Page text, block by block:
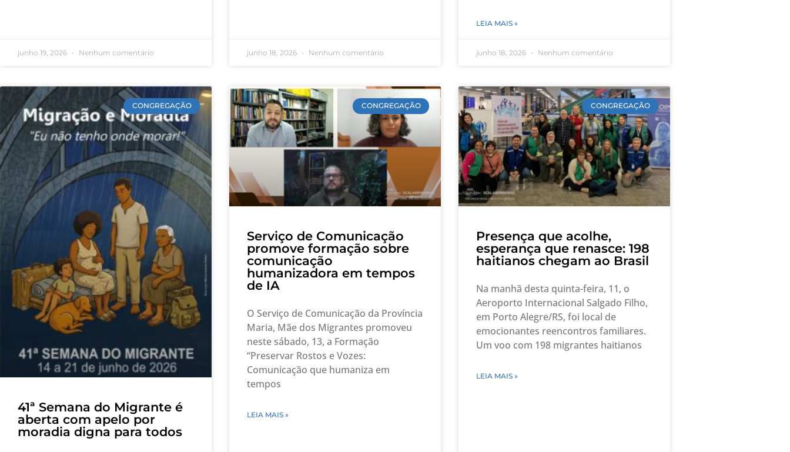
junho 19, 2026 Nenhum comentário junho 18, 2026 Nenhum comentário
LEIA MAIS »
junho 18, 2026 Nenhum comentário
CONGREGAÇÃO
41ª Semana do Migrante é
aberta com apelo por
moradia digna para todos
CONGREGAÇÃO
Serviço de Comunicação
promove formação sobre
comunicação
humanizadora em tempos
de IA
O Serviço de Comunicação da Província
Maria, Mãe dos Migrantes promoveu
neste sábado, 13, a Formação
“Preservar Rostos e Vozes:
Comunicação que humaniza em
tempos
LEIA MAIS »
CONGREGAÇÃO
Presença que acolhe,
esperança que renasce: 198
haitianos chegam ao Brasil
Na manhã desta quinta-feira, 11, o
Aeroporto Internacional Salgado Filho,
em Porto Alegre/RS, foi local de
emocionantes reencontros familiares.
Um voo com 198 migrantes haitianos
LEIA MAIS »